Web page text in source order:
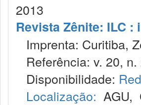
2013
Revista Zênite: ILC
Imprenta: Curitiba,
Referência: v. 20,
Disponibilidade:
Localização: AGU,